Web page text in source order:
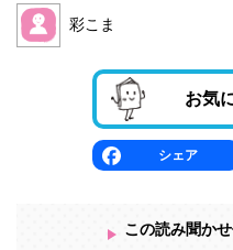
彩こま
お気
シェア
この読み聞か